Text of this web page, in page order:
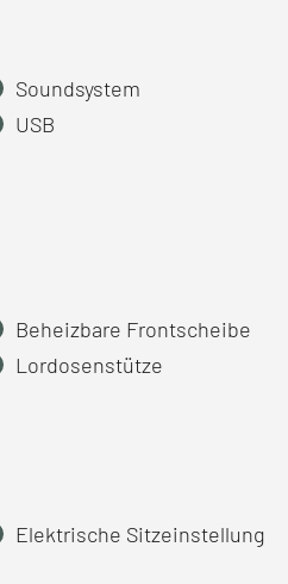
Soundsystem
USB
Beheizbare Frontscheibe
Lordosenstütze
Elektrische Sitzeinstellung